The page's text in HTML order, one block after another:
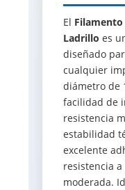
El Filamento
Ladrillo es
diseñado
cualquier
diámetro de
facilidad de
resistencia
estabilidad
excelente
resistencia
moderada.